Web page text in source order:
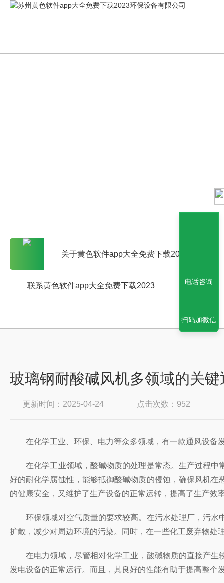
关于黄色软件app大全免费下载2023
联系黄色软件app大全免费下载2023
玻璃钢耐酸碱风机多领域的关
更新时间：2025-04-24 点击次数：952
在化学工业、环保、电力等众多领域，有一款通风
在化学工业领域，酸碱物质的处理是常态。生产过程
好的耐化学腐蚀性，能够抵御酸碱物质的侵蚀，确保风机
的健康安全，又维护了生产设备的正常运转，提高了生产效率
环保领域对空气质量的要求较高。在污水处理厂，污
扩散，减少对周边环境的污染。同时，在一些化工废弃
在电力领域，尽管相对化学工业，酸碱物质的直接产生较
发电设备的正常运行。而且，其良好的性能有助于提高整个
电话咨询
扫码加微信